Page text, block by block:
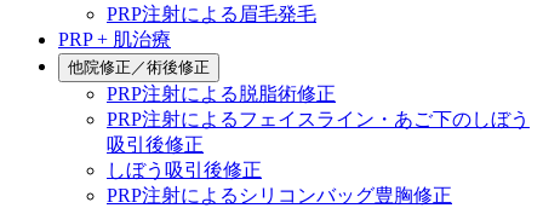
PRP注射による眉毛発毛
PRP + 肌治療
他院修正／術後修正
PRP注射による脱脂術修正
PRP注射によるフェイスライン・あご下のしぼう
吸引後修正
しぼう吸引後修正
PRP注射によるシリコンバッグ豊胸修正